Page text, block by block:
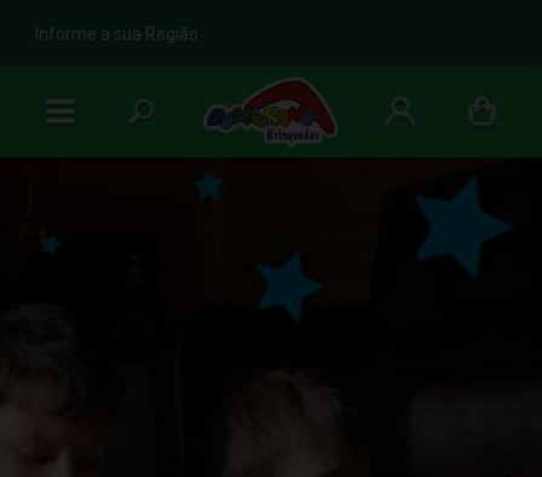
b
Informe a sua Região